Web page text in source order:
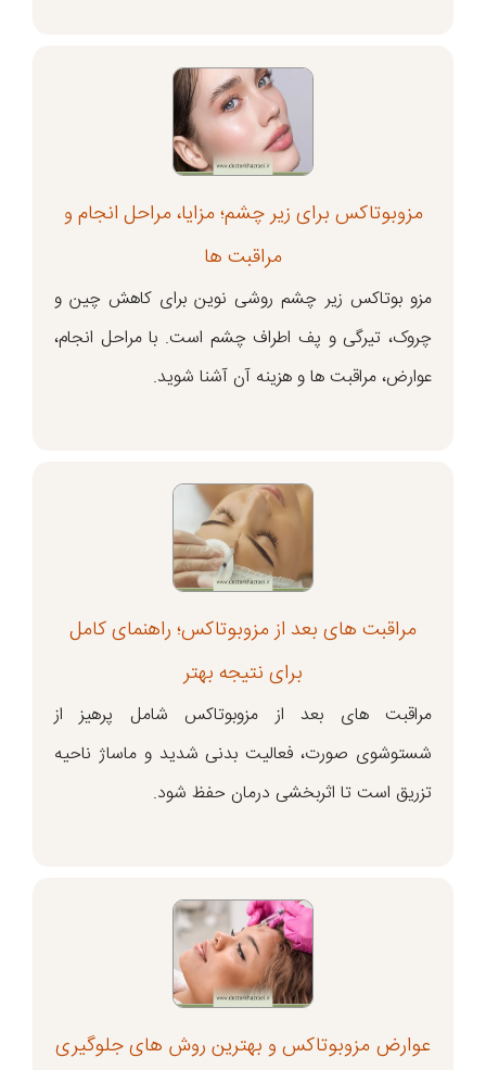
مزوبوتاکس برای زیر چشم؛ مزایا، مراحل انجام و
مراقبت ها
مزو بوتاکس زیر چشم روشی نوین برای کاهش چین و
چروک، تیرگی و پف اطراف چشم است. با مراحل انجام،
عوارض، مراقبت ها و هزینه آن آشنا شوید.
مراقبت های بعد از مزوبوتاکس؛ راهنمای کامل
برای نتیجه بهتر
مراقبت های بعد از مزوبوتاکس شامل پرهیز از
شستوشوی صورت، فعالیت بدنی شدید و ماساژ ناحیه
تزریق است تا اثربخشی درمان حفظ شود.
عوارض مزوبوتاکس و بهترین روش های جلوگیری